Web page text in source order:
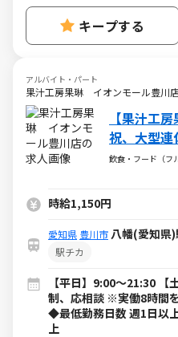
キープする
アルバイト・パート
果汁工房果琳 イオンモール豊川
【果汁工
祝、大型連
飲食・フード（フ
時給1,150円
愛知県 豊川市八幡(愛知県
駅チカ
【平日】9:00～21:30
制、応相談 ※実働8時間
◆最低勤務日数 週1日以
上